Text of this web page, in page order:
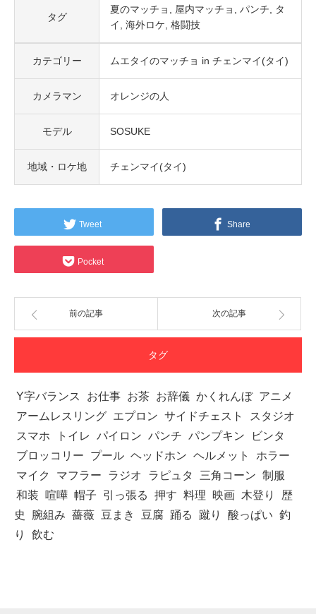
タグ
夏のマッチョ 屋内マッチョ パンチ
タ
イ
海外ロケ 格闘技
カテゴリー ムエタイのマッチョ in チェンマイ(タイ)
カメラマン オレンジの人
モデル SOSUKE
地域・ロケ地 チェンマイ(タイ)
Tweet Share
Pocket
前の記事 次の記事
タグ
Y字バランス お仕事 お茶 お辞儀 かくれんぼ アニメ
アームレスリング エプロン サイドチェスト
スタジオ
スマホ
トイレ パイロン パンチ パンプキン
ビンタ
ブロッコリー
プール ヘッドホン ヘルメット
ホラー
マイク
マフラー ラジオ ラピュタ 三角コーン 制服
和装
喧嘩 帽子 引っ張る 押す 料理 映画 木登り
歴
史
腕組み 薔薇 豆まき 豆腐 踊る 蹴り 酸っぱい 釣
り
飲む